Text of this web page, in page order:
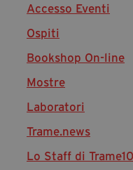
Media & Press
News & Kit
Accrediti Stampa
Cartella Stampa
Rassegna Stampa
Partecipa
Accesso Eventi
Ospiti
Bookshop On-line
Mostre
Laboratori
Trame.news
Lo Staff di Trame10